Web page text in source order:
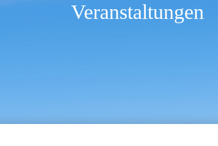
Veranstaltungen